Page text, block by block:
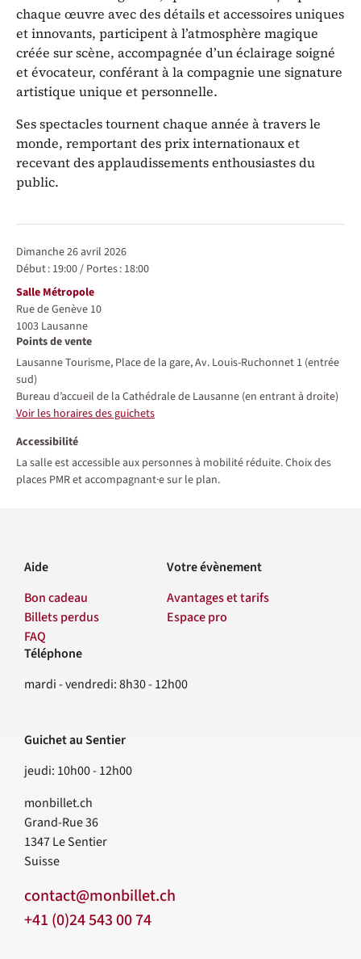
chaque œuvre avec des détails et accessoires uniques
et innovants, participent à l’atmosphère magique
créée sur scène, accompagnée d’un éclairage soigné
et évocateur, conférant à la compagnie une signature
artistique unique et personnelle.
Ses spectacles tournent chaque année à travers le
monde, remportant des prix internationaux et
recevant des applaudissements enthousiastes du
public.
dimanche 26 avril 2026
Début : 19:00/ Portes : 18:00
Lieu
Salle Métropole
Rue de Genève 10
1003 Lausanne
Points de vente
Lausanne Tourisme, Place de la gare, Av. Louis-Ruchonnet 1 (entrée
sud)
Bureau d’accueil de la Cathédrale de Lausanne (en entrant à droite)
Voir les horaires des guichets
Accessibilité
La salle est accessible aux personnes à mobilité réduite. Choix des
places PMR et accompagnant·e sur le plan.
Aide
Bon cadeau
Billets perdus
FAQ
Votre évènement
Avantages et tarifs
Espace pro
Contact
Téléphone
mardi - vendredi: 8h30 - 12h00
Guichet au Sentier
jeudi: 10h00 - 12h00
monbillet.ch
Grand-Rue 36
1347Le Sentier
Suisse
contact@monbillet.ch
+41 (0)24 543 00 74